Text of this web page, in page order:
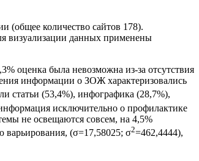
(общее количество сайтов 178).
визуализации данных применены
оценка была невозможна из-за отсутствия
информации о ЗОЖ характеризовались
статьи (53,4%), инфографика (28,7%),
исключительно о профилактике
не освещаются совсем, на 4,5%
варьирования, (σ=17,58025; σ2=462,4444),